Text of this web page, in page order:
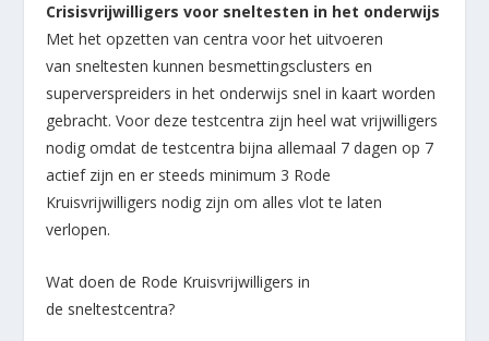
Crisisvrijwilligers voor sneltesten in het onderwijs
Met het opzetten van centra voor het uitvoeren
van sneltesten kunnen besmettingsclusters en
superverspreiders in het onderwijs snel in kaart worden
gebracht. Voor deze testcentra zijn heel wat vrijwilligers
nodig omdat de testcentra bijna allemaal 7 dagen op 7
actief zijn en er steeds minimum 3 Rode
Kruisvrijwilligers nodig zijn om alles vlot te laten
verlopen.
Wat doen de Rode Kruisvrijwilligers in
de sneltestcentra?